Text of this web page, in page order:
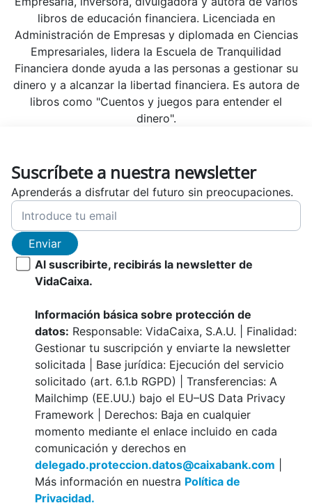
libros de educación financiera. Licenciada en
Administración de Empresas y diplomada en Ciencias
Empresariales, lidera la Escuela de Tranquilidad
Financiera donde ayuda a las personas a gestionar su
dinero y a alcanzar la libertad financiera. Es autora de
libros como "Cuentos y juegos para entender el
dinero".
Suscríbete a nuestra newsletter
Aprenderás a disfrutar del futuro sin preocupaciones.
Enviar
Al suscribirte, recibirás la newsletter de
VidaCaixa.
Información básica sobre protección de
datos: Responsable: VidaCaixa, S.A.U. | Finalidad:
Gestionar tu suscripción y enviarte la newsletter
solicitada | Base jurídica: Ejecución del servicio
solicitado (art. 6.1.b RGPD) | Transferencias: A
Mailchimp (EE.UU.) bajo el EU–US Data Privacy
Framework | Derechos: Baja en cualquier
momento mediante el enlace incluido en cada
comunicación y derechos en
delegado.proteccion.datos@caixabank.com
Más información en nuestra Política de
Privacidad.